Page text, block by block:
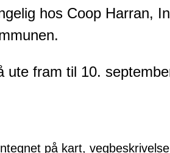
hos Coop Harran,
ute fram til 10.
på kart,